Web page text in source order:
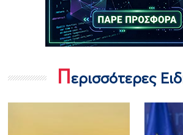
Περισσότερες